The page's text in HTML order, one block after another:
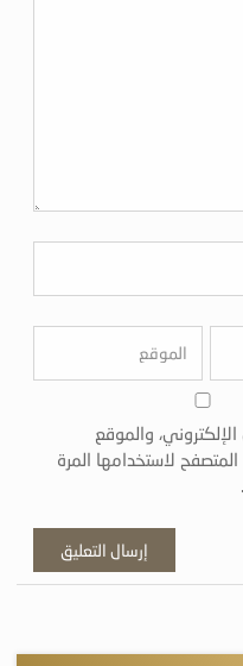
والموقع
لاستخدامها المرة